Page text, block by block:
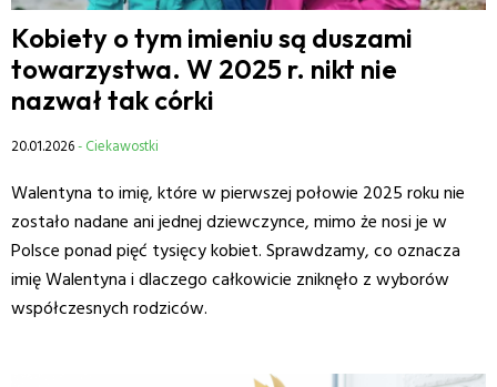
Kobiety o tym imieniu są duszami
towarzystwa. W 2025 r. nikt nie
nazwał tak córki
20.01.2026- Ciekawostki
Walentyna to imię, które w pierwszej połowie 2025 roku nie
zostało nadane ani jednej dziewczynce, mimo że nosi je w
Polsce ponad pięć tysięcy kobiet. Sprawdzamy, co oznacza
imię Walentyna i dlaczego całkowicie zniknęło z wyborów
współczesnych rodziców.